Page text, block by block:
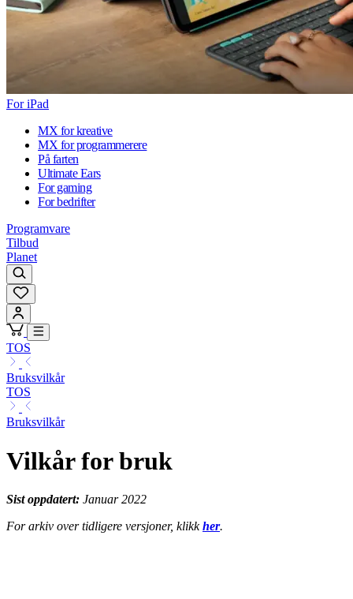
For iPad
MX for kreative
MX for programmerere
På farten
Ultimate Ears
For gaming
For bedrifter
Programvare
Tilbud
Planet
TOS
Bruksvilkår
TOS
Bruksvilkår
Vilkår for bruk
Sist oppdatert: Januar 2022
For arkiv over tidligere versjoner, klikkher.